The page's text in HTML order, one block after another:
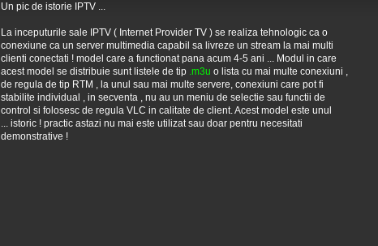
Un pic de istorie IPTV ...
La inceputurile sale IPTV ( Internet Provider TV ) se realiza tehnologic ca o
conexiune ca un server multimedia capabil sa livreze un stream la mai multi
clienti conectati ! model care a functionat pana acum 4-5 ani ... Modul in care
acest model se distribuie sunt listele de tip .m3u o lista cu mai multe conexiuni ,
de regula de tip RTM , la unul sau mai multe servere, conexiuni care pot fi
stabilite individual , in secventa , nu au un meniu de selectie sau functii de
control si folosesc de regula VLC in calitate de client. Acest model este unul
... istoric ! practic astazi nu mai este utilizat sau doar pentru necesitati
demonstrative !